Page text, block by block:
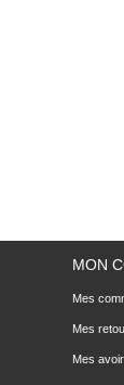
MON
Mes
Mes
Mes